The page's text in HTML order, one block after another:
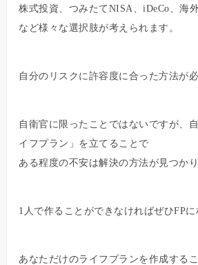
株式投資、つみたてNISA、iDeCo、海
など様々な選択肢が考えられます。
自分のリスクに許容度に合った方法が
自衛官に限ったことではないですが、
イフプラン」を立てることで
ある程度の不安は解決の方法が見つかり
1人で作ることができなければぜひFPに
あなただけのライフプランを作成する